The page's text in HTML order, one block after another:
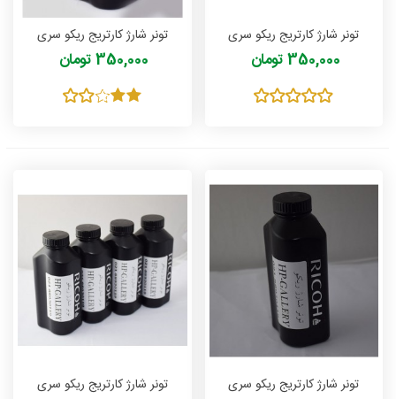
تونر شارژ کارتریج ریکو سری
Ricoh 300 مدل ناسو NASOO
وزن 150 گرمی
350,000 تومان
تونر شارژ کارتریج ریکو سری
Ricoh 220 مدل ناسو NASOO
وزن 150 گرمی
350,000 تومان
تونر شارژ کارتریج ریکو سری
تونر شارژ کارتریج ریکو سری